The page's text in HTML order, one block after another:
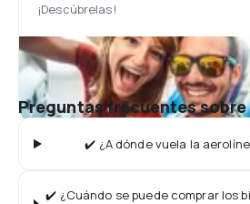
¡Descúbrelas!
Preguntas frecuentes sobre
✔️ ¿A dónde vuela la
✔️ ¿Cuándo se puede comprar los